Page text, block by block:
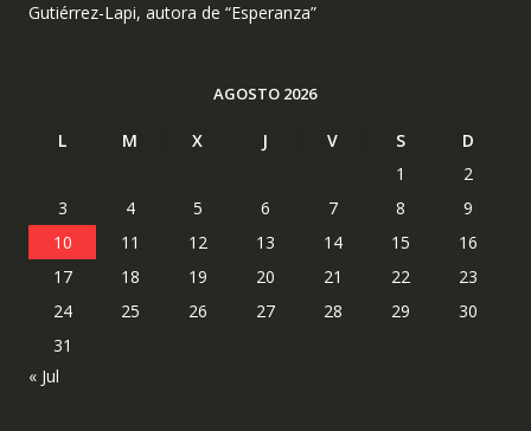
Gutiérrez-Lapi, autora de “Esperanza”
AGOSTO 2026
L M X J V S
D
1
2
3
4 5 6 7 8
9
10
11 12 13 14 15
16
17
18 19 20 21 22
23
24
25 26 27 28 29
30
31
« Jul